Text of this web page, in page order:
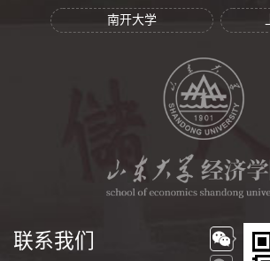
南开大学
联系我们